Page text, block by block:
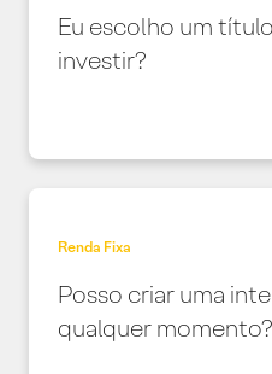
Eu escolho um
investir?
Renda Fixa
Posso criar uma
qualquer momento?